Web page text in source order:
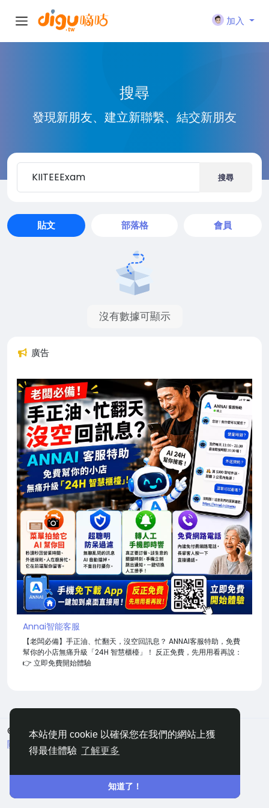
本站使用 cookie 以確保您在我們的網站上獲
得最佳體驗 了解更多
知道了！
加入
搜尋
發現新朋友、建立新聯繫、結交新朋友
搜尋
貼文 部落格 會員
沒有數據可顯示
廣告
Annai智能客服
【老闆必備】手正油、忙翻天，沒空回訊息？ ANNAI客服特助，免費
幫你的小店無痛升級「24H 智慧櫃檯」！ 反正免費，先用用看再說：
👉 立即免費開始體驗
© 2026 嘀咕
中文
關於
條款 隱私 聯絡 網站地圖